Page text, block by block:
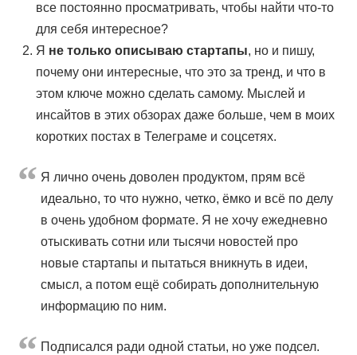
все постоянно просматривать, чтобы найти что-то
для себя интересное?
Я не только описываю стартапы, но и пишу,
почему они интересные, что это за тренд, и что в
этом ключе можно сделать самому. Мыслей и
инсайтов в этих обзорах даже больше, чем в моих
коротких постах в Телеграме и соцсетях.
Я лично очень доволен продуктом, прям всё
идеально, то что нужно, четко, ёмко и всё по делу
в очень удобном формате. Я не хочу ежедневно
отыскивать сотни или тысячи новостей про
новые стартапы и пытаться вникнуть в идеи,
смысл, а потом ещё собирать дополнительную
информацию по ним.
Подписался ради одной статьи, но уже подсел.